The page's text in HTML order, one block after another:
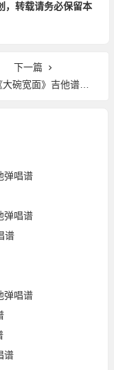
，转载请务必保留本
下一篇
宽面》吉他谱C调吉他弹唱谱
弹唱谱
弹唱谱
谱
弹唱谱
谱